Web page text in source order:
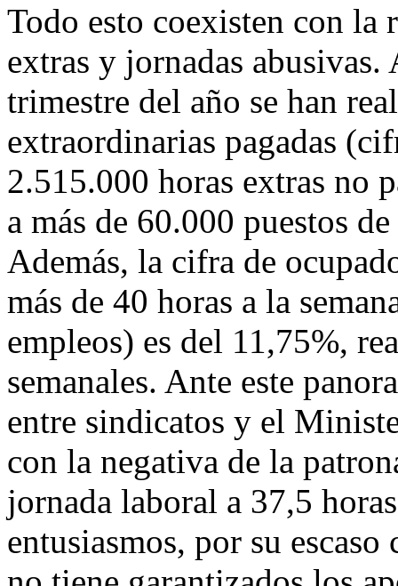
Todo esto coexisten con la
extras y jornadas
trimestre del año se han
extraordinarias pagadas
2.515.000 horas extras no
a más de 60.000 puestos
Además, la cifra de
más de 40 horas a la
empleos) es del 11,75%,
semanales. Ante este
entre sindicatos y el
con la negativa de la
jornada laboral a 37,5
entusiasmos, por su